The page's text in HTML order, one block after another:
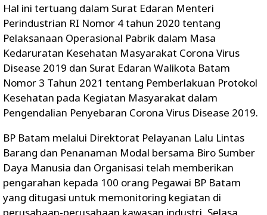
Hal ini tertuang dalam Surat Edaran Menteri
Perindustrian RI Nomor 4 tahun 2020 tentang
Pelaksanaan Operasional Pabrik dalam Masa
Kedaruratan Kesehatan Masyarakat Corona Virus
Disease 2019 dan Surat Edaran Walikota Batam
Nomor 3 Tahun 2021 tentang Pemberlakuan Protokol
Kesehatan pada Kegiatan Masyarakat dalam
Pengendalian Penyebaran Corona Virus Disease 2019.
BP Batam melalui Direktorat Pelayanan Lalu Lintas
Barang dan Penanaman Modal bersama Biro Sumber
Daya Manusia dan Organisasi telah memberikan
pengarahan kepada 100 orang Pegawai BP Batam
yang ditugasi untuk memonitoring kegiatan di
perusahaan-perusahaan kawasan industri, Selasa